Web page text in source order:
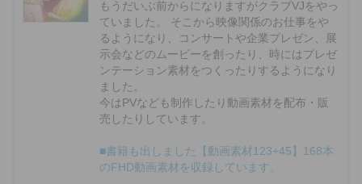
もうだいぶ前からになりますがクラブVJをやっ
ていました。 そこから映像関係のお仕事をや
るようになり、コンサートや企業プレゼン、展
示会などのムービーを創ったり、時にはプレゼ
ンテーション素材をつくったりするようになり
ました。
今はPVなども制作したり動画素材を配布・販
売したりしています。
■書籍も出しました【動画素材123+45】168本
のFHD動画素材を収録しています。